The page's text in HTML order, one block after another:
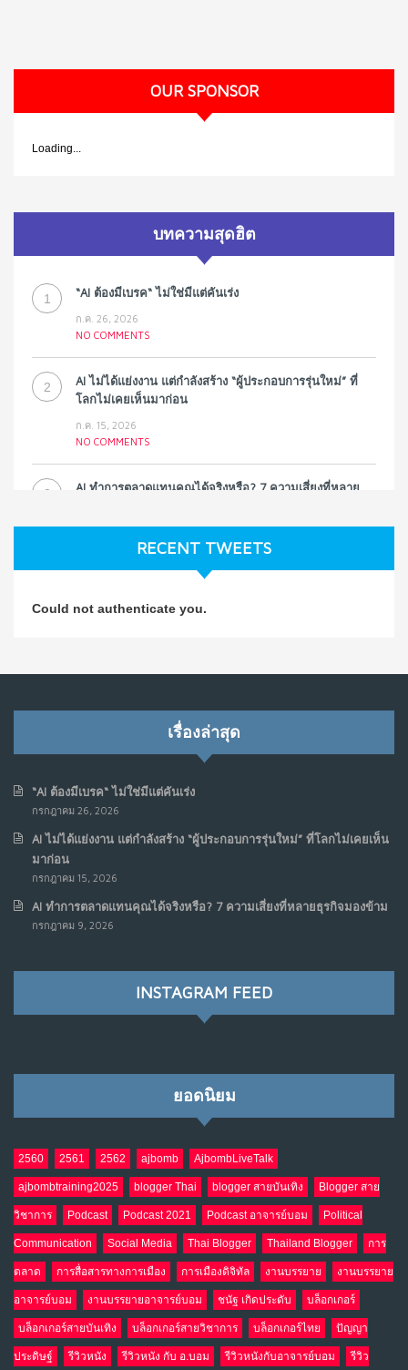
OUR SPONSOR
Loading...
บทความสุดฮิต
1 “AI ต้องมีเบรค“ ไม่ใช่มีแต่คันเร่ง
ก.ค. 26, 2026
NO COMMENTS
2
AI ไม่ได้แย่งงาน แต่กำลังสร้าง “ผู้ประกอบการรุ่นใหม่” ที่
โลกไม่เคยเห็นมาก่อน
ก.ค. 15, 2026
NO COMMENTS
3
AI ทำการตลาดแทนคุณได้จริงหรือ? 7 ความเสี่ยงที่หลาย
NO COMMENTS
Koe ในแบบอาจารย์บอม
รัฐอาจเป็นจุดเริ่มต้นของ “ขบวนการประท้วงดิจิทัล” ครั้งใหม่
6
7
เมื่อรัฐบาลเริ่มคิดแบบแพลตฟอร์ม : AI กำลังเปลี่ยนรัฐ
ราชการไปตลอดกาล
NO COMMENTS
เมื่อโลกออนไลน์ กลายเป็น“ศาลเตี้ย”
9
NO COMMENTS
10 อินโดนีเซีย กับเกมอำนาจที่มองไม่เห็น
เม.ย. 19, 2026
NO COMMENTS
RECENT TWEETS
Could not authenticate you.
เรื่องล่าสุด
“AI ต้องมีเบรค“ ไม่ใช่มีแต่คันเร่ง
กรกฎาคม 26, 2026
AI ไม่ได้แย่งงาน แต่กำลังสร้าง “ผู้ประกอบการรุ่นใหม่” ที่โลกไม่เคยเห็น
มาก่อน
กรกฎาคม 15, 2026
AI ทำการตลาดแทนคุณได้จริงหรือ? 7 ความเสี่ยงที่หลายธุรกิจมองข้าม
กรกฎาคม 9, 2026
INSTAGRAM FEED
ยอดนิยม
2560 2561 2562 ajbomb AjbombLiveTalk
ajbombtraining2025 blogger Thai blogger สายบันเทิง Blogger สาย
วิชาการ Podcast Podcast 2021 Podcast อาจารย์บอม Political
Communication Social Media Thai Blogger Thailand Blogger การ
ตลาด การสื่อสารทางการเมือง การเมืองดิจิทัล งานบรรยาย งานบรรยาย
อาจารย์บอม งานบรรยายอาจารย์บอม ชนัฐ เกิดประดับ บล็อกเกอร์
บล็อกเกอร์สายบันเทิง บล็อกเกอร์สายวิชาการ บล็อกเกอร์ไทย ปัญญา
ประดิษฐ์ รีวิวหนัง รีวิวหนัง กับ อ.บอม รีวิวหนังกับอาจารย์บอม รีวิว